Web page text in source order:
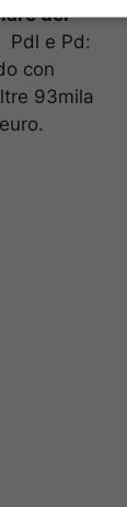
dei
Pdl e Pd:
con
93mila